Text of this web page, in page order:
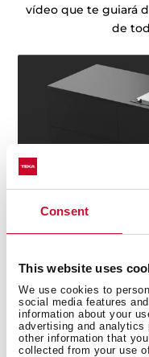
Consent
This website uses
We use cookies to
social media features
information about your
advertising and analytics
other information that
collected from your use
vídeo que te guiará
de
Descubre las
¿Necesitas